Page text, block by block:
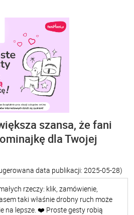
szansa, że fani
dla Twojej
data publikacji: 2025-05-28)